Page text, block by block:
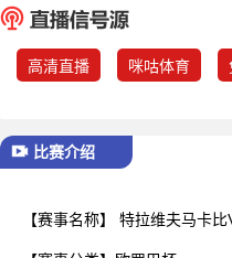
高清直播 咪咕体育
比赛介绍
【赛事名称】 特拉维夫马卡